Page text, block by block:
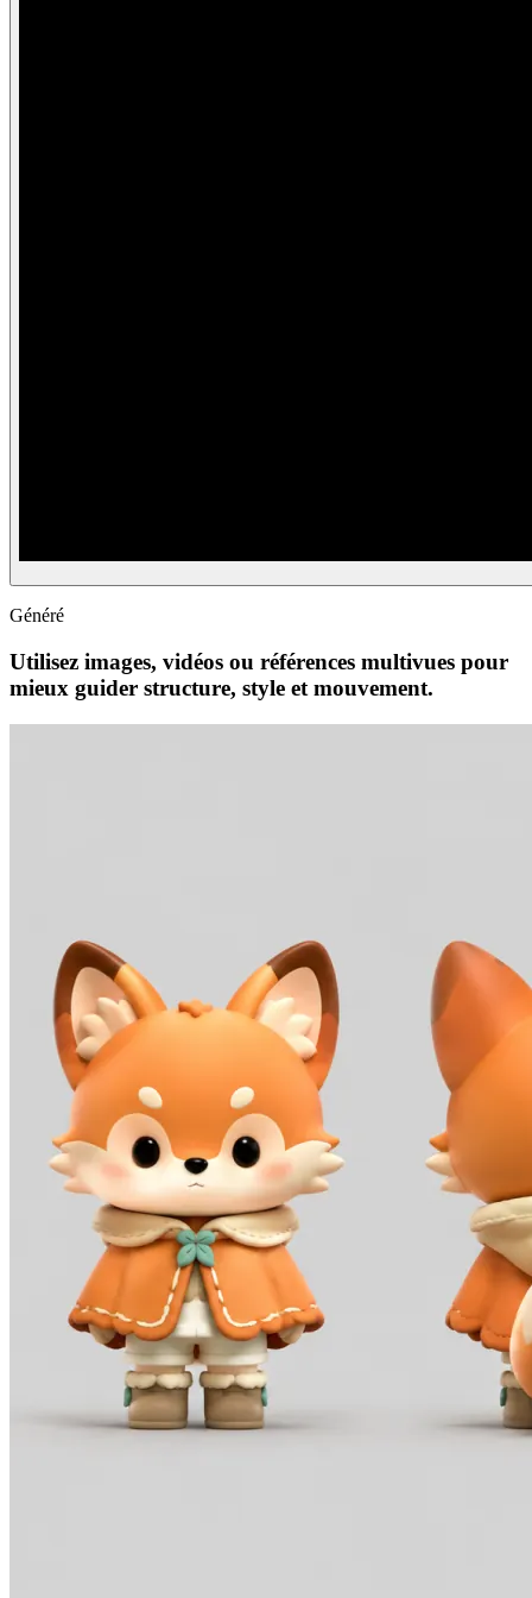
Généré
Utilisez images, vidéos ou références multivues pour
mieux guider structure, style et mouvement.